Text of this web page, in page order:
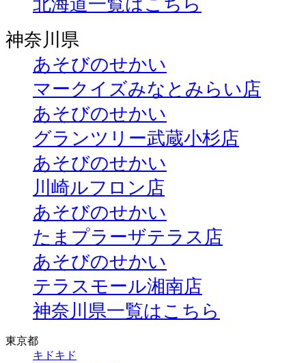
北海道一覧はこちら
神奈川県
あそびのせかい
マークイズみなとみらい店
あそびのせかい
グランツリー武蔵小杉店
あそびのせかい
川崎ルフロン店
あそびのせかい
たまプラーザテラス店
あそびのせかい
テラスモール湘南店
神奈川県一覧はこちら
東京都
キドキド